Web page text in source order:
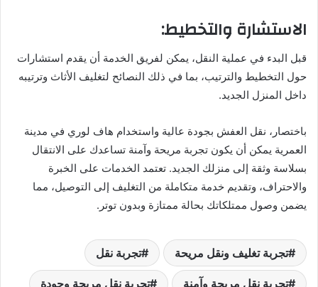
الاستشارة والتخطيط:
قبل البدء في عملية النقل، يمكن لفريق الخدمة أن يقدم استشارات
حول التخطيط والترتيب، بما في ذلك النصائح لتغليف الأثاث وترتيبه
داخل المنزل الجديد.
باختصار، نقل العفش بجودة عالية واستخدام هاف لوري في مدينة
العمرية يمكن أن يكون تجربة مريحة وآمنة تساعدك على الانتقال
بسلاسة وثقة إلى منزلك الجديد. تعتمد الخدمات على الخبرة
والاحتراف، وتقديم خدمة متكاملة من التغليف إلى التوصيل، مما
يضمن وصول ممتلكاتك بحالة ممتازة وبدون توتر.
تجربة تغليف ونقل مريحة تجربة نقل
تجربة نقل مريحة وآمنة تجربة نقل مريحة وجودة